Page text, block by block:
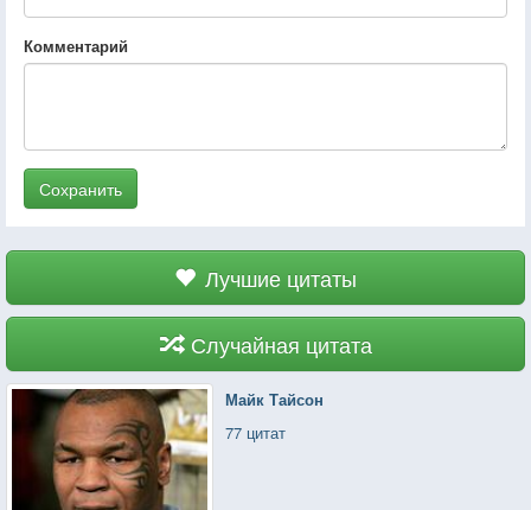
Комментарий
Сохранить
Лучшие цитаты
Случайная цитата
Майк Тайсон
77 цитат